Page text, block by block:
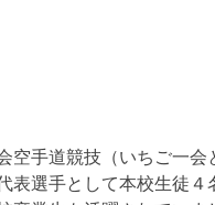
空手道競技（いちご一会
表選手として本校生徒４